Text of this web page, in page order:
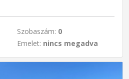
Szobaszám: 0
Emelet: nincs megadva